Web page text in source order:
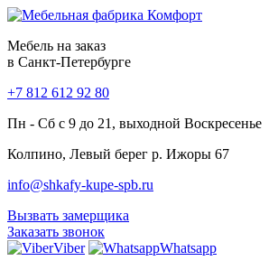
Мебель на заказ
в Санкт-Петербурге
+7 812 612 92 80
Пн - Сб с 9 до 21, выходной Воскресенье
Колпино, Левый берег р. Ижоры 67
info@shkafy-kupe-spb.ru
Вызвать замерщика
Заказать звонок
Viber
Whatsapp